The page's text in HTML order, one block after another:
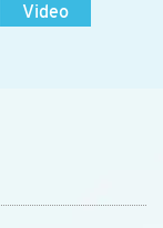
Video